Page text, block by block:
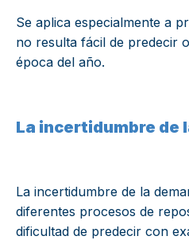
Se aplica especialmente a
no resulta fácil de predecir
época del año.
La incertidumbre de
La incertidumbre de la
diferentes procesos de
dificultad de predecir con